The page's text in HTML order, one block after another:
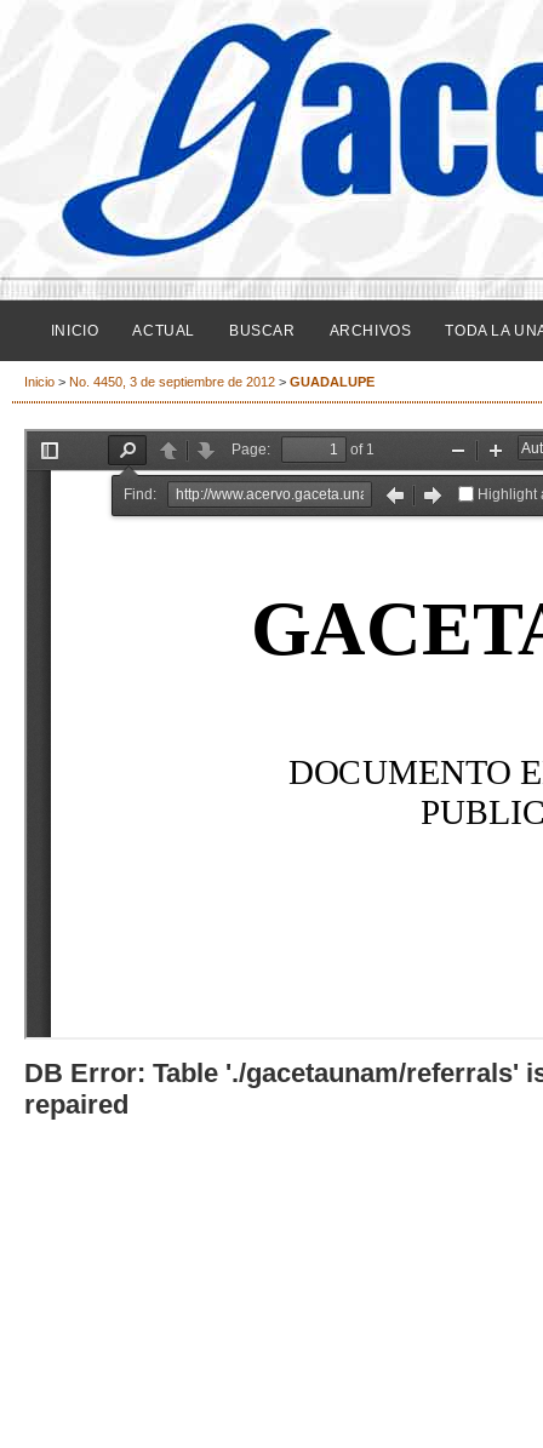
INICIO ACTUAL BUSCAR ARCHIVOS TODA LA
Inicio > No. 4450, 3 de septiembre de 2012 > GUADALUPE
DB Error: Table './gacetaunam/referrals'
repaired